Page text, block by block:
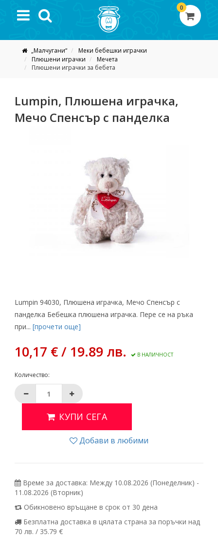
0
„Малчугани“
Меки бебешки играчки
Плюшени играчки
Мечета
Плюшени играчки за бебета
Lumpin, Плюшена играчка,
Мечо Спенсър с панделка
Lumpin 94030, Плюшена играчка, Мечо Спенсър с
панделка Бебешка плюшена играчка. Пере се на ръка
при... [прочети още]
10,17 € / 19.89 лв. В НАЛИЧНОСТ
Количество:
КУПИ СЕГА
Добави в любими
Време за доставка: Между 10.08.2026 (Понеделник) -
11.08.2026 (Вторник)
Обикновено връщане в срок от 30 дена
Безплатна доставка в цялата страна за поръчки над
70 лв. / 35.79 €